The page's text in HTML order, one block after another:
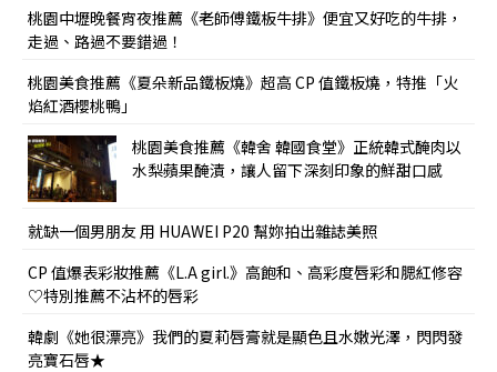
桃園中壢晚餐宵夜推薦《老師傅鐵板牛排》便宜又好吃的牛排，
走過、路過不要錯過！
桃園美食推薦《夏朵新品鐵板燒》超高 CP 值鐵板燒，特推「火
焰紅酒櫻桃鴨」
桃園美食推薦《韓舍 韓國食堂》正統韓式醃肉以
水梨蘋果醃漬，讓人留下深刻印象的鮮甜口感
就缺一個男朋友 用 HUAWEI P20 幫妳拍出雜誌美照
CP 值爆表彩妝推薦《L.A girl.》高飽和、高彩度唇彩和腮紅修容
♡特別推薦不沾杯的唇彩
韓劇《她很漂亮》我們的夏莉唇膏就是顯色且水嫩光澤，閃閃發
亮寶石唇★